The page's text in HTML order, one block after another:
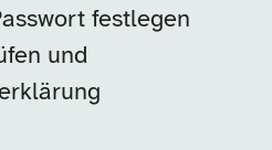
festlegen
und